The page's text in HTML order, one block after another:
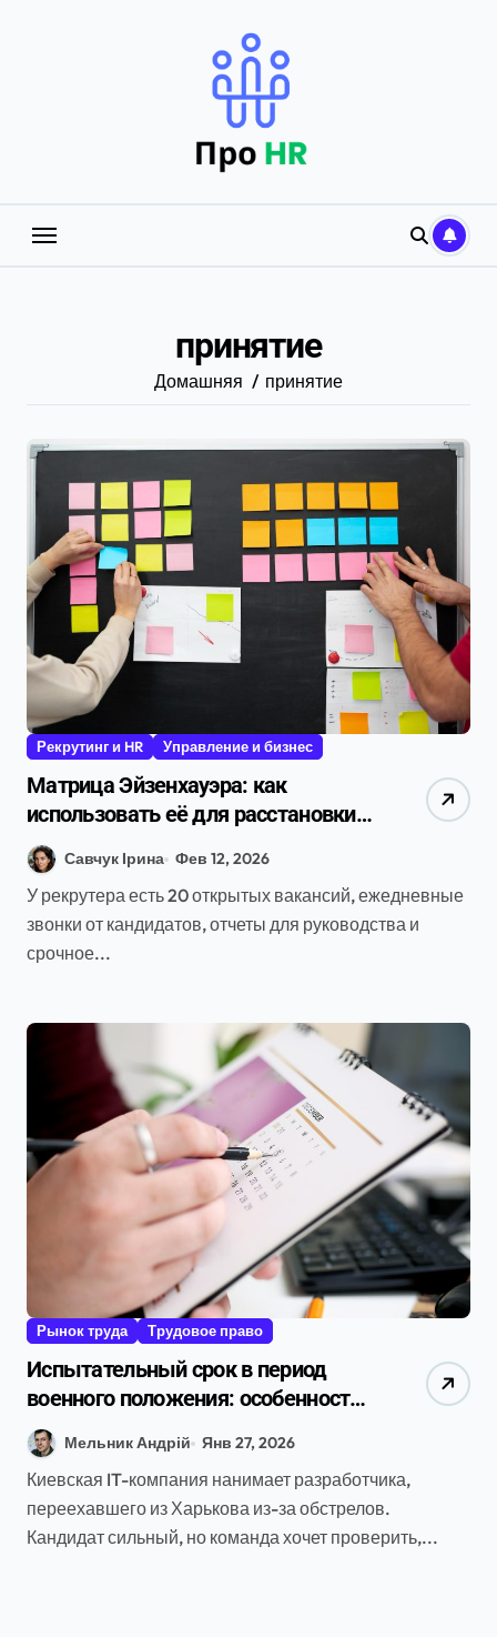
принятие
Домашняя принятие
Рекрутинг и HR Управление и бизнес
Матрица Эйзенхауэра: как
использовать её для расстановки
приоритетов задач в сфере HR и
рекрутинга
Савчук Ірина Фев 12, 2026
У рекрутера есть 20 открытых вакансий, ежедневные
звонки от кандидатов, отчеты для руководства и
срочное...
Рынок труда Трудовое право
Испытательный срок в период
военного положения: особенности
в 2026 году
Мельник Андрій Янв 27, 2026
Киевская IT-компания нанимает разработчика,
переехавшего из Харькова из-за обстрелов.
Кандидат сильный, но команда хочет проверить,...